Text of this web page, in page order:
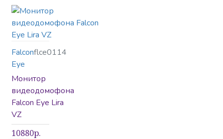
Видеодомофоны
Видеонаблюдение
Falcon
Eye
flce0114
Монитор
видеодомофона
Falcon Eye Lira
VZ
10880р.